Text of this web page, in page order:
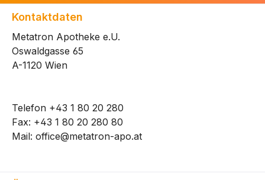
Kontaktdaten
Metatron Apotheke e.U.
Oswaldgasse 65
A-1120 Wien
Telefon +43 1 80 20 280
Fax: +43 1 80 20 280 80
Mail: office@metatron-apo.at